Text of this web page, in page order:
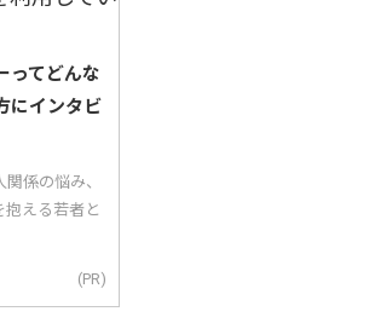
ってどんな
にインタビ
係の悩み、
える若者と
(PR)